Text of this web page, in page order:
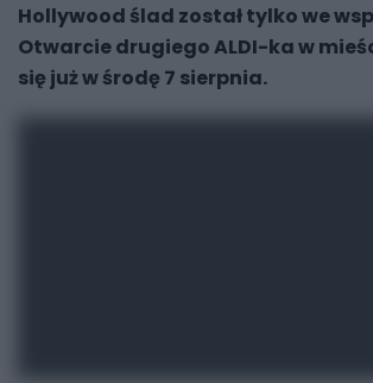
Hollywood ślad został tylko we
Otwarcie drugiego ALDI-ka w
się już w środę 7 sierpnia.